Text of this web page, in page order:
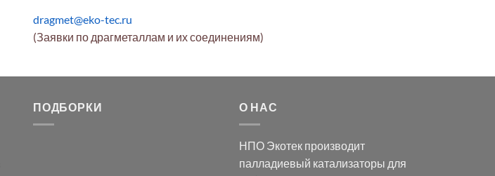
dragmet@eko-tec.ru
(Заявки по драгметаллам и их соединениям)
ПОДБОРКИ О НАС
НПО Экотек производит
палладиевый катализаторы для